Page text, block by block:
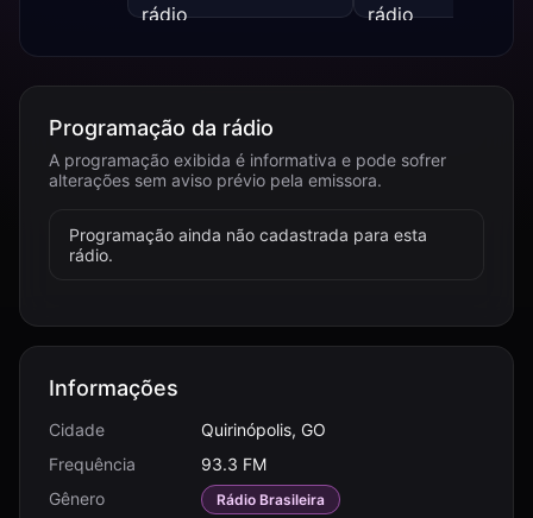
Programação da rádio
A programação exibida é informativa e pode sofrer
alterações sem aviso prévio pela emissora.
Programação ainda não cadastrada para esta
rádio.
Informações
Cidade
Quirinópolis, GO
Frequência
93.3 FM
Gênero
Rádio Brasileira